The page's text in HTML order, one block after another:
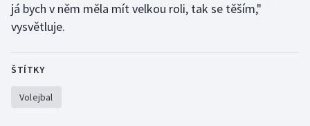
Volejbal
já bych v něm měla mít velkou roli, tak se těším,"
vysvětluje.
ŠTÍTKY
Volejbal